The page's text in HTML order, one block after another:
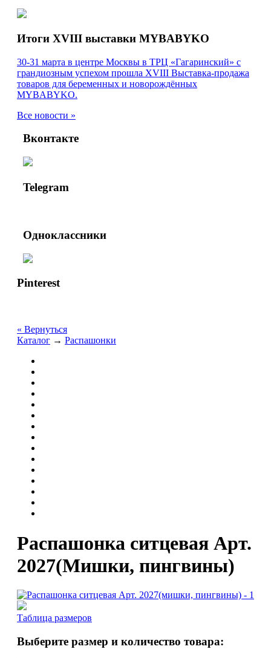
Итоги XVIII выставки MYBABYKO
30-31 марта в центре Москвы в ТРЦ «Гагаринский» с
грандиозным успехом прошла XVIII Выставка-продажа
товаров для беременных и новорождённых
MYBABYKO.
Все новости »
Вконтакте
Telegram
Одноклассники
Pinterest
« Вернуться
Каталог → Распашонки
Распашонка ситцевая Арт.
2027(Мишки, пингвины)
Таблица размеров
Выберите размер и количество товара: